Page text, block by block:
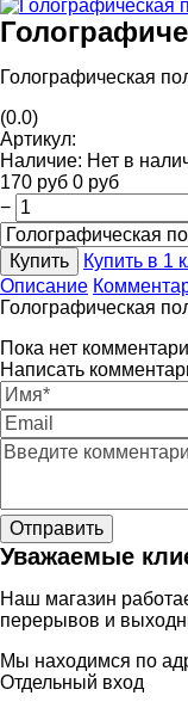
Голографическая
(0.0)
Артикул:
Наличие: Нет в
170 руб 0 руб
−
Купить
Купить в 1
Описание
Голографическая
Пока нет
Написать
Уважаемые
Наш магазин
перерывов и
Мы находимся по
Отдельный вход